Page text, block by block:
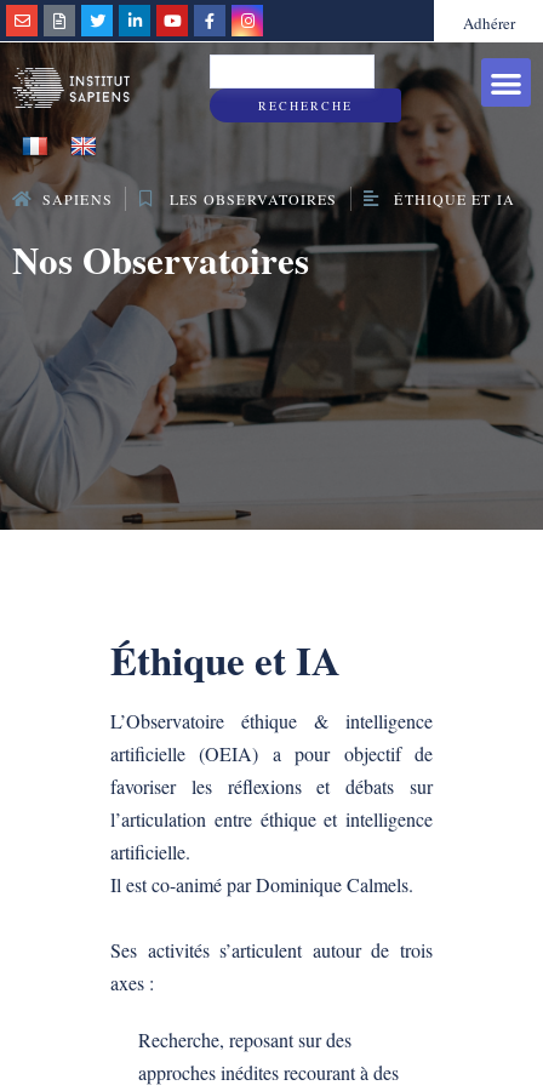
Adhérer
RECHERCHE
SAPIENS LES OBSERVATOIRES ÉTHIQUE ET IA
Nos Observatoires
Éthique et IA
L’Observatoire éthique & intelligence
artificielle (OEIA) a pour objectif de
favoriser les réflexions et débats sur
l’articulation entre éthique et intelligence
artificielle.
Il est co-animé par Dominique Calmels.
Ses activités s’articulent autour de trois
axes :
Recherche, reposant sur des
approches inédites recourant à des